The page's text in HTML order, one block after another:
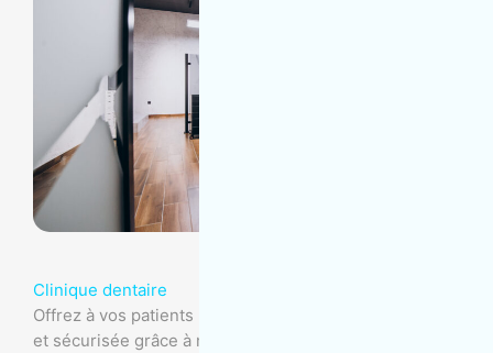
Clinique dentaire
Offrez à vos patients une clinique dentaire impeccable
et sécurisée grâce à notre service d'entretien